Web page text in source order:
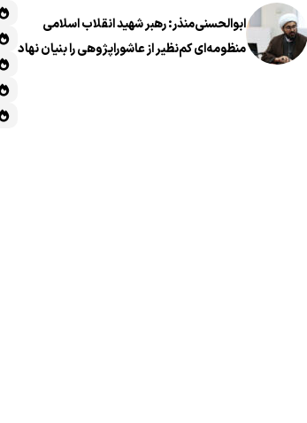
ابوالحسنی‌منذر: رهبر شهید انقلاب اسلامی
منظومه‌ای کم‌نظیر از عاشوراپژوهی را بنیان نهاد